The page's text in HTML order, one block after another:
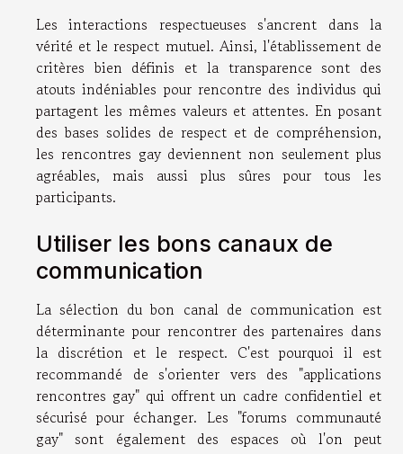
Les interactions respectueuses s'ancrent dans la
vérité et le respect mutuel. Ainsi, l'établissement de
critères bien définis et la transparence sont des
atouts indéniables pour rencontre des individus qui
partagent les mêmes valeurs et attentes. En posant
des bases solides de respect et de compréhension,
les rencontres gay deviennent non seulement plus
agréables, mais aussi plus sûres pour tous les
participants.
Utiliser les bons canaux de
communication
La sélection du bon canal de communication est
déterminante pour rencontrer des partenaires dans
la discrétion et le respect. C'est pourquoi il est
recommandé de s'orienter vers des "applications
rencontres gay" qui offrent un cadre confidentiel et
sécurisé pour échanger. Les "forums communauté
gay" sont également des espaces où l'on peut